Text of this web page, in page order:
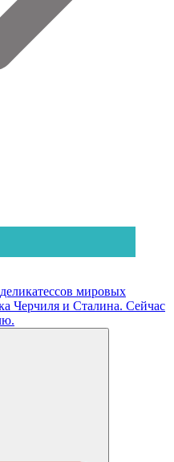
мировых
Черчиля и Сталина. Сейчас